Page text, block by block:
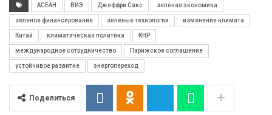
АСЕАН ВИЭ Джеффри Сакс зеленая экономика
зеленое финансирование зеленые технологии изменение климата
Китай климатическая политика КНР
международное сотрудничество Парижское соглашение
устойчивое развитие энергопереход
Поделиться